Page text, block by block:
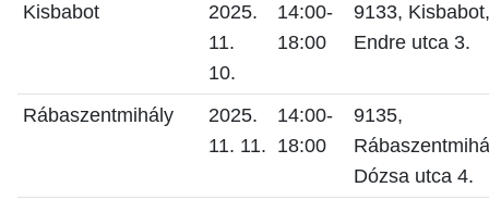
Kisbabot
2025.
11.
10.
14:00-
18:00
9133,
Endre utca 3.
Rábaszentmihály
2025.
11. 11.
14:00-
18:00
9135,
Dózsa utca 4.